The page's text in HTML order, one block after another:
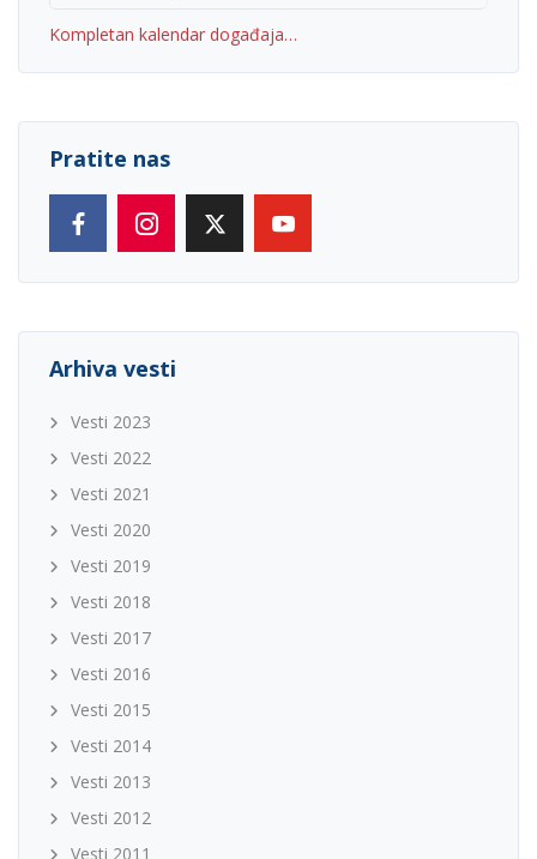
Kompletan kalendar događaja…
Pratite nas
Arhiva vesti
Vesti 2023
Vesti 2022
Vesti 2021
Vesti 2020
Vesti 2019
Vesti 2018
Vesti 2017
Vesti 2016
Vesti 2015
Vesti 2014
Vesti 2013
Vesti 2012
Vesti 2011